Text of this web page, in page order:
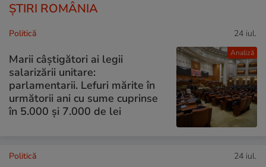
ȘTIRI ROMÂNIA
Analiză
Politică 24 iul.
Marii câștigători ai legii
salarizării unitare:
parlamentarii. Lefuri mărite în
următorii ani cu sume cuprinse
în 5.000 și 7.000 de lei
Politică 24 iul.